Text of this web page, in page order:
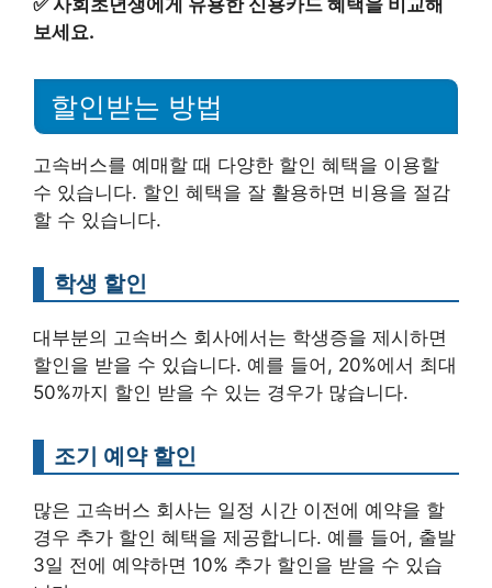
✅사회초년생에게 유용한 신용카드 혜택을 비교해
보세요.
할인받는 방법
고속버스를 예매할 때 다양한 할인 혜택을 이용할
수 있습니다. 할인 혜택을 잘 활용하면 비용을 절감
할 수 있습니다.
학생 할인
대부분의 고속버스 회사에서는 학생증을 제시하면
할인을 받을 수 있습니다. 예를 들어, 20%에서 최대
50%까지 할인 받을 수 있는 경우가 많습니다.
조기 예약 할인
많은 고속버스 회사는 일정 시간 이전에 예약을 할
경우 추가 할인 혜택을 제공합니다. 예를 들어, 출발
3일 전에 예약하면 10% 추가 할인을 받을 수 있습